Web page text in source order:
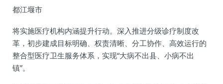
都江堰市
将实施医疗机构内涵提升行动。深入推进分级诊疗制度改
革，初步建成目标明确、权责清晰、分工协作、高效运行的
整合型医疗卫生服务体系，实现“大病不出县、小病不出
镇”。